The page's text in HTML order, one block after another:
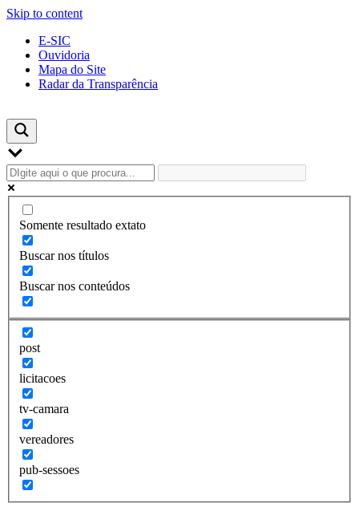
Skip to content
E-SIC
Ouvidoria
Mapa do Site
Radar da Transparência
Somente resultado extato
Buscar nos títulos
Buscar nos conteúdos
post
licitacoes
tv-camara
vereadores
pub-sessoes